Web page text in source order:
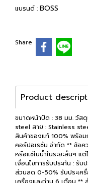
แบรนด์ : BOSS
Share
Product
ขนาดหน้าปัด : 38 มม. วัส
steel สาย : Stainless
สินค้าของแท้ 100% พร้อม
คอร์ปอเรชั่น จำกัด ** ข้อค
หรือแช่ในน้ำในระยะสั้นๆ แ
เงื่อนไขการรับประกัน : รั
ส่วนลด 0-50% รับประเค